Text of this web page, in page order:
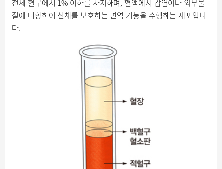
전체 혈구에서 1% 이하를 차지하며, 혈액에서 감염이나 외부물
질에 대항하여 신체를 보호하는 면역 기능을 수행하는 세포입니
다.